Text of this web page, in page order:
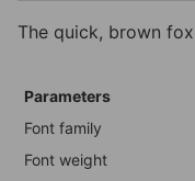
The quick, brown
Parameters
Font family
Font weight